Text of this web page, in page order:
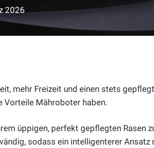
2026
mehr Freizeit und einen stets
Vorteile Mähroboter haben.
üppigen, perfekt gepflegten Rasen
sodass ein intelligenterer Ansatz